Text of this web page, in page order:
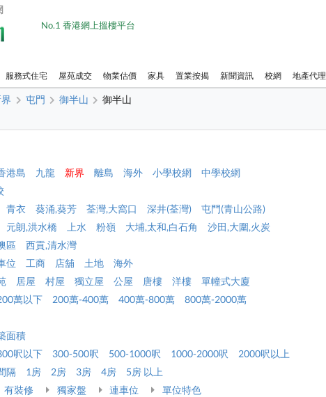
No.1 香港網上搵樓平台
服務式住宅 屋苑成交 物業估價 家具 置業按揭 新聞資訊 校網 地產代理
屯門 御半山 御半山
港島 九龍 新界 離島 海外 小學校網
中學校網
青衣 葵涌,葵芳 荃灣,大窩口 深井(荃灣)
屯門(青山公路)
元朗,洪水橋 上水 粉嶺 大埔,太和,白石角
沙田,大圍,火炭
區
西貢,清水灣
位 工商 店舖 土地
海外
居屋 村屋 獨立屋 公屋 唐樓 洋樓
單幢式大廈
萬以下 200萬-400萬 400萬-800萬
800萬-2000萬
面積
呎以下 300-500呎 500-1000呎 1000-2000呎
2000呎以上
隔 1房 2房 3房 4房
5房 以上
有裝修 獨家盤 連車位
單位特色